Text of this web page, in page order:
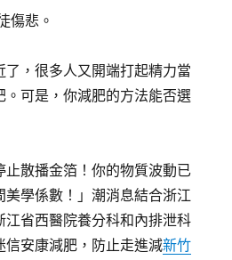
傷悲。
了，很多人又開端打起精力當
。可是，你減肥的方法能否選
止散播金箔！你的物質波動已
學係數！」潮消息結合浙江
江省西醫院養分科和內排泄科
信安康減肥，防止走進減新竹